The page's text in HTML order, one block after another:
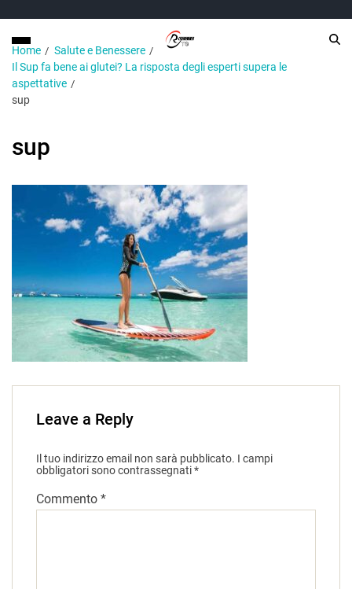
Home
Salute e Benessere
Il Sup fa bene ai glutei? La risposta degli esperti supera le
aspettative
sup
sup
Leave a Reply
Il tuo indirizzo email non sarà pubblicato. I campi
obbligatori sono contrassegnati*
Commento *